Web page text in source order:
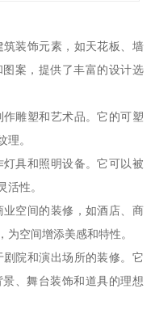
筑装饰元素，如天花板、墙
案，提供了丰富的设计选
雕塑和艺术品。它的可塑
理。
具和照明设备。它可以被
活性。
空间的装修，如酒店、商
空间增添美感和特性。
院和演出场所的装修。它
、舞台装饰和道具的理想